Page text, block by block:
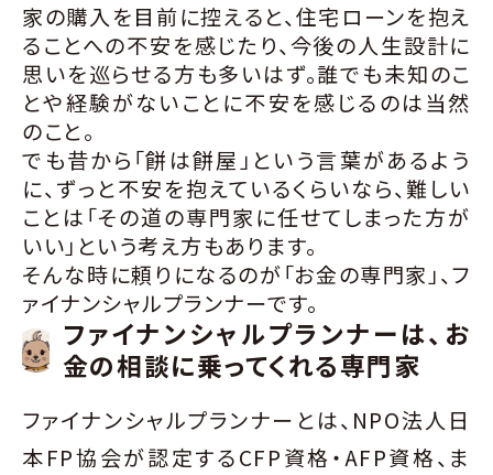
家の購入を目前に控えると、住宅ローンを抱え
ることへの不安を感じたり、今後の人生設計に
思いを巡らせる方も多いはず。誰でも未知のこ
とや経験がないことに不安を感じるのは当然
のこと。
でも昔から「餅は餅屋」という言葉があるよう
に、ずっと不安を抱えているくらいなら、難しい
ことは「その道の専門家に任せてしまった方が
いい」という考え方もあります。
そんな時に頼りになるのが「お金の専門家」、フ
ァイナンシャルプランナーです。
ファイナンシャルプランナーは、お
金の相談に乗ってくれる専門家
ファイナンシャルプランナーとは、NPO法人日
本FP協会が認定するCFP資格・AFP資格、ま